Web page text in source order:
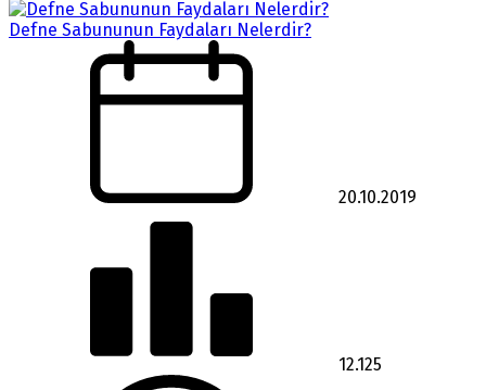
Defne Sabununun Faydaları Nelerdir?
20.10.2019
12.125